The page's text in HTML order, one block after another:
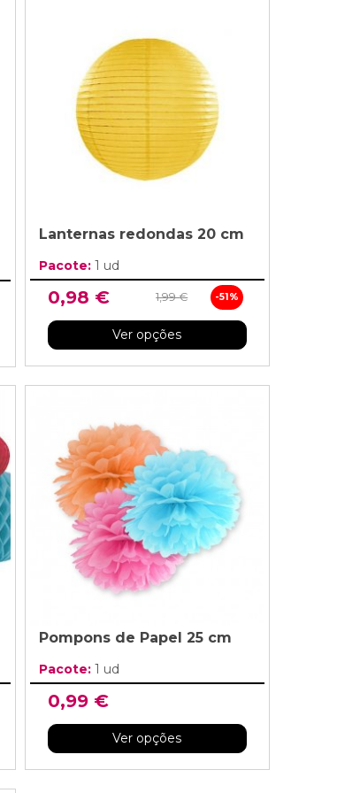
Lanternas redondas 20 cm
Pacote: 1 ud
0,98 € 1,99 € -51%
Ver opções
Pompons de Papel 25 cm
Pacote: 1 ud
0,99 €
Ver opções